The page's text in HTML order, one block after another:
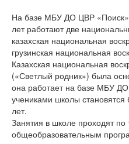
На базе МБУ ДО ЦВР
лет работают две
казахская национальная
грузинская национальная
Казахская национальная
(«Светлый родник») была
она работает на базе МБУ
учениками школы
лет.
Занятия в школе проходят
общеобразовательным